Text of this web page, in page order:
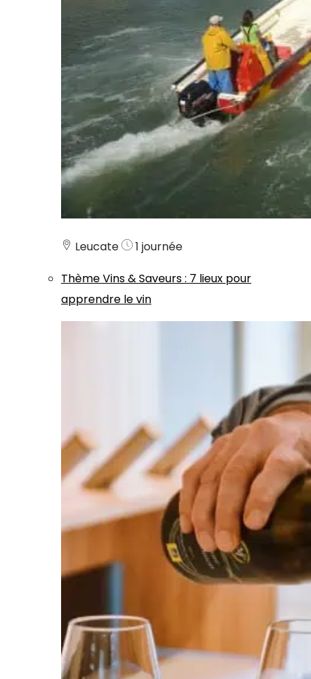
Leucate
1 journée
ThèmeVins & Saveurs: 7 lieux pour
apprendre le vin